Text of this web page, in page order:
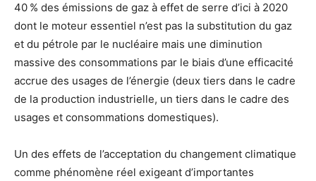
40 % des émissions de gaz à effet de serre d’ici à 2020
dont le moteur essentiel n’est pas la substitution du gaz
et du pétrole par le nucléaire mais une diminution
massive des consommations par le biais d’une efficacité
accrue des usages de l’énergie (deux tiers dans le cadre
de la production industrielle, un tiers dans le cadre des
usages et consommations domestiques).
Un des effets de l’acceptation du changement climatique
comme phénomène réel exigeant d’importantes